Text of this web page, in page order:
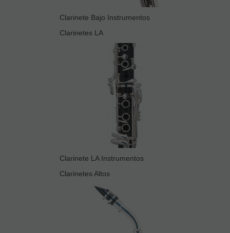
Clarinete Bajo Instrumentos
Clarinetes LA
Clarinete LA Instrumentos
Clarinetes Altos